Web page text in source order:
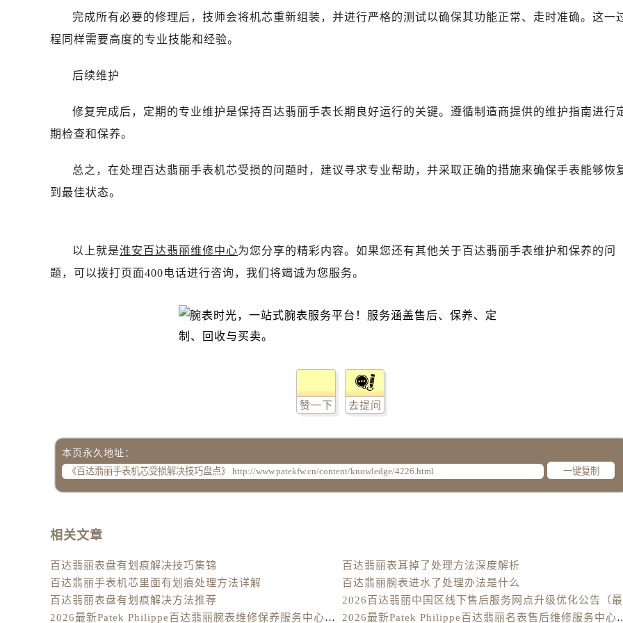
吉林省白城市洮北区明仁南街百达翡丽售后服务中心（需提前预约）
吉林省白山市浑江区浑江大街百达翡丽售后服务中心（需提前预约）
辽宁省丹东市振兴区七经街百达翡丽售后服务中心（需提前预约）
辽宁省抚顺市新抚区东一路百达翡丽售后服务中心（需提前预约）
辽宁省葫芦岛市连山区中央路百达翡丽售后服务中心（需提前预约）
辽宁省锦州市古塔区中央大街百达翡丽售后服务中心（需提前预约）
辽宁省盘锦市兴隆台区石油大街百达翡丽售后服务中心（需提前预约）
辽宁省铁岭市银州区南马路百达翡丽售后服务中心（需提前预约）
辽宁省营口市站前区市府路与渤海大街交叉口百达翡丽售后服务中心（需提前预约）
北京市朝阳区建国门外大街甲6号华熙国际中心D座11层1102室百达翡丽售后服务中心（需提前预约）
北京市东城区东长安街1号王府井东方广场W3座6层602室百达翡丽售后服务中心（需提前预约）
内蒙古自治区包头市青山区幸福路甲3号王府井百货名表维修百达翡丽售后服务中心（需提前预约）
内蒙古自治区赤峰市红山区哈达街百达翡丽售后服务中心（需提前预约）
内蒙古自治区鄂尔多斯市东胜区伊金霍洛街百达翡丽售后服务中心（需提前预约）
完成所有必要的修理后，技师会将机芯重新组装，并进行严格的测试以确保其功能正常、走时准确。这一
程同样需要高度的专业技能和经验。
后续维护
修复完成后，定期的专业维护是保持百达翡丽手表长期良好运行的关键。遵循制造商提供的维护指南进行
期检查和保养。
总之，在处理百达翡丽手表机芯受损的问题时，建议寻求专业帮助，并采取正确的措施来确保手表能够恢
到最佳状态。
以上就是淮安百达翡丽维修中心为您分享的精彩内容。如果您还有其他关于百达翡丽手表维护和保养的问
题，可以拨打页面400电话进行咨询，我们将竭诚为您服务。
赞一下 去提问
本页永久地址：
一键复制
相关文章
百达翡丽表盘有划痕解决技巧集锦
百达翡丽表耳掉了处理方法深度解析
百达翡丽手表机芯里面有划痕处理方法详解
百达翡丽腕表进水了处理办法是什么
百达翡丽表盘有划痕解决方法推荐
2026最新Patek Philippe百达翡丽腕表维修保养服务中心网点地址实地探访报告
2026最新Patek Philippe百达